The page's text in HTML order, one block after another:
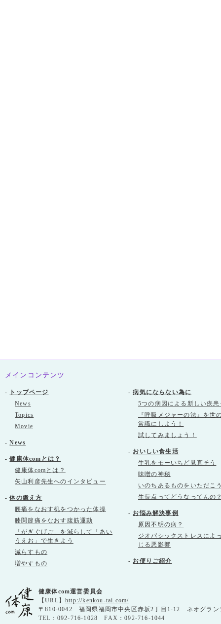
メインコンテンツ
-
トップページ
News
Topics
Movie
-News
-健康体comとは？
健康体comとは？
矢山利彦先生へのインタビュー
-体の鍛え方
腰痛をなおす机をつかった体操
膝関節痛をなおす腹筋運動
「がぎぐげご」を減らして「あい
うえお」で生きよう
減らすもの
増やすもの
-病気にならない為に
5つの病因による新しい疾
『呼吸メジャーの法』を世
常識にしよう！
試してみましょう！
- おいしい食生活
牛乳をモーいちど見直そう
味噌の神秘
いのちあるものをいただこ
生長点ってどうなってんの
- お悩み解決事例
原因不明の病？
ジオパシックストレスによ
じる悪影響
- お便りご紹介
健康体com運営委員会
【URL】 http://kenkou-tai.com/
〒810-0042 福岡県福岡市中央区赤坂2丁目1-12 ネオグラン
TEL：092-716-1028 FAX：092-716-1044